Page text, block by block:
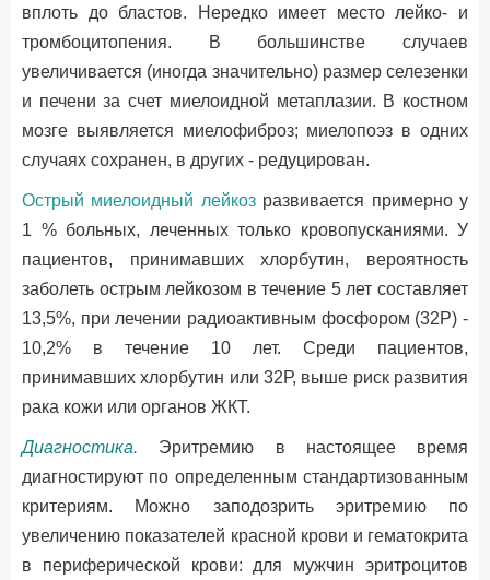
вплоть до бластов. Нередко имеет место лейко- и
тромбоцитопения. В большинстве случаев
увеличивается (иногда значительно) размер селезенки
и печени за счет миелоидной метаплазии. В костном
мозге выявляется миелофиброз; миелопоэз в одних
случаях сохранен, в других - редуцирован.
Острый миелоидный лейкозразвивается примерно у
1 % больных, леченных только кровопусканиями. У
пациентов, принимавших хлорбутин, вероятность
заболеть острым лейкозом в течение 5 лет составляет
13,5%, при лечении радиоактивным фосфором (32Р) -
10,2% в течение 10 лет. Среди пациентов,
принимавших хлорбутин или 32Р, выше риск развития
рака кожи или органов ЖКТ.
Диагностика. Эритремию в настоящее время
диагностируют по определенным стандартизованным
критериям. Можно заподозрить эритремию по
увеличению показателей красной крови и гематокрита
в периферической крови: для мужчин эритроцитов